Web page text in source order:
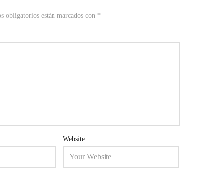
obligatorios están marcados con *
Website